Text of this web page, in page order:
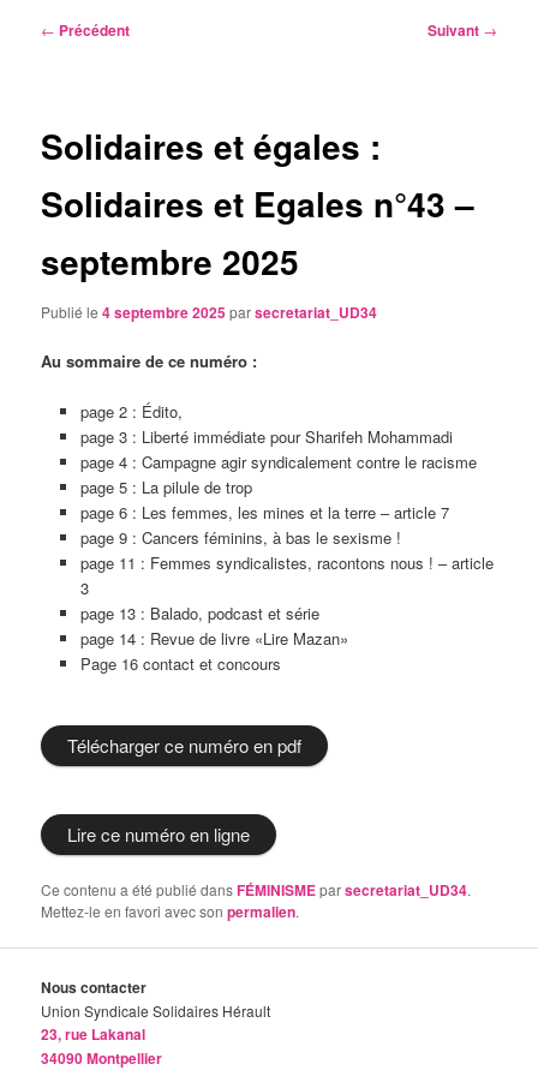
Navigation
← Précédent Suivant →
Solidaires et égales :
Solidaires et Egales n°43 –
septembre 2025
Publié le4 septembre 2025parsecretariat_UD34
Au sommaire de ce numéro :
page 2 : Édito,
page 3 : Liberté immédiate pour Sharifeh Mohammadi
page 4 : Campagne agir syndicalement contre le racisme
page 5 : La pilule de trop
page 6 : Les femmes, les mines et la terre – article 7
page 9 : Cancers féminins, à bas le sexisme !
page 11 : Femmes syndicalistes, racontons nous ! – article
3
page 13 : Balado, podcast et série
page 14 : Revue de livre «Lire Mazan»
Page 16 contact et concours
Télécharger ce numéro en pdf
Lire ce numéro en ligne
Ce contenu a été publié dansFÉMINISMEparsecretariat_UD34.
Mettez-le en favori avec sonpermalien.
Nous contacter
Union Syndicale Solidaires Hérault
23, rue Lakanal
34090 Montpellier